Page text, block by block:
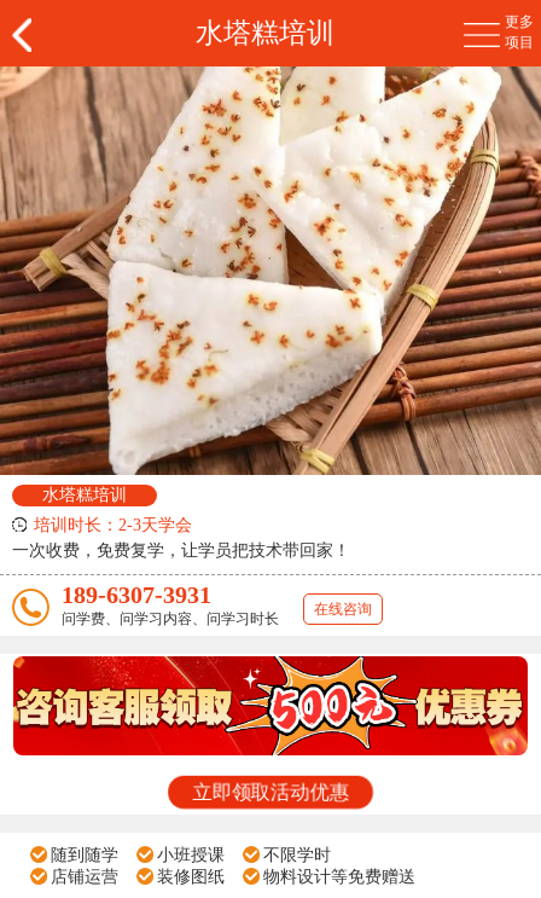
水塔糕培训
更多
项目
水塔糕培训
培训时长：2-3天学会
一次收费，免费复学，让学员把技术带回家！
189-6307-3931
问学费、问学习内容、问学习时长
在线咨询
立即领取活动优惠
随到随学 小班授课
不限学时
店铺运营
装修图纸 物料设计等免费赠送